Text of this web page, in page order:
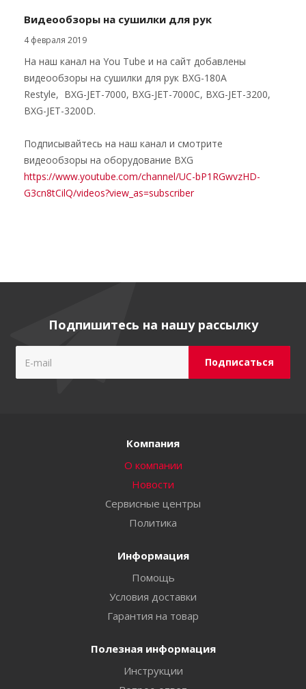
Видеообзоры на сушилки для рук
4 февраля 2019
На наш канал на You Tube и на сайт добавлены
видеообзоры на сушилки для рук BXG-180A
Restyle, BXG-JET-7000, BXG-JET-7000C, BXG-JET-3200,
BXG-JET-3200D.
Подписывайтесь на наш канал и смотрите
видеообзоры на оборудование BXG
https://www.youtube.com/channel/UC-bP1RGwvzHD-
G3cn8tCilQ/videos?view_as=subscriber
Подпишитесь на нашу рассылку
Компания
О компании
Новости
Сервисные центры
Политика
Информация
Помощь
Условия доставки
Гарантия на товар
Полезная информация
Инструкции